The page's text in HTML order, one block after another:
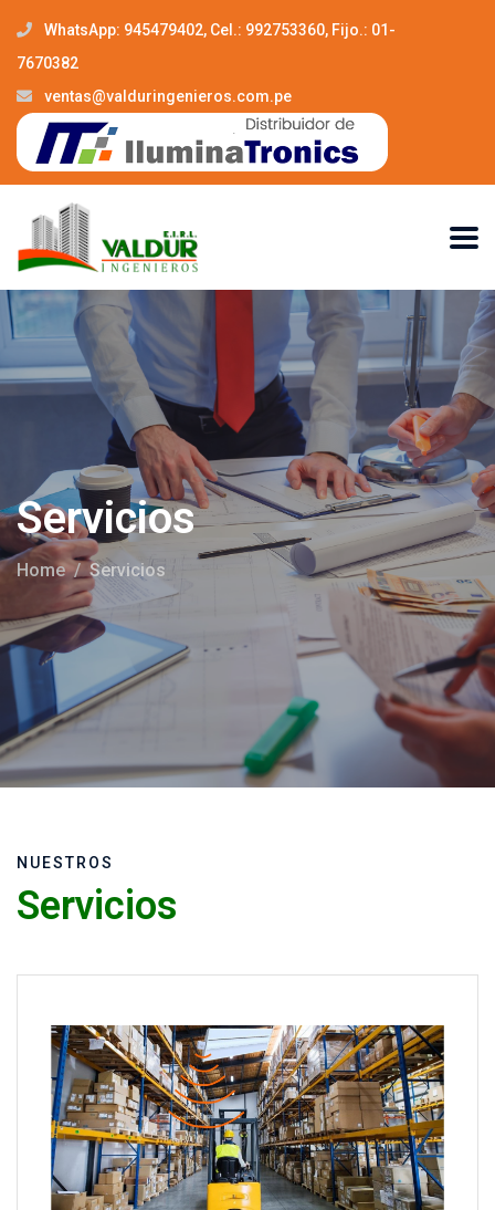
WhatsApp: 945479402, Cel.: 992753360, Fijo.: 01-
7670382
ventas@valduringenieros.com.pe
Servicios
Home Servicios
NUESTROS
Servicios